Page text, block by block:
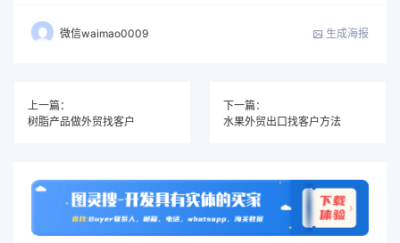
微信waimao0009 生成海报
上一篇：
树脂产品做外贸找客户
下一篇：
水果外贸出口找客户方法